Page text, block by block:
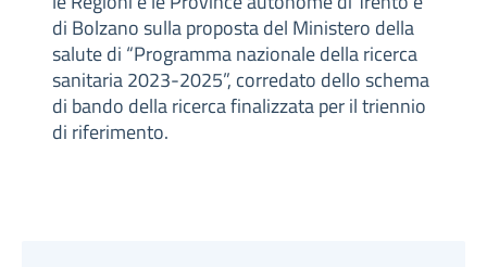
di Bolzano sulla proposta del Ministero della
salute di “Programma nazionale della ricerca
sanitaria 2023-2025”, corredato dello schema
di bando della ricerca finalizzata per il triennio
di riferimento.